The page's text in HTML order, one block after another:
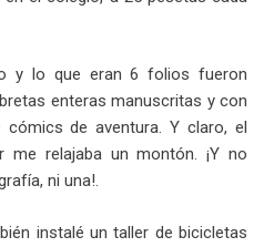
y lo que eran 6 folios fueron
enteras manuscritas y con
de aventura. Y claro, el
me relajaba un montón. ¡Y no
ni una!.
instalé un taller de bicicletas